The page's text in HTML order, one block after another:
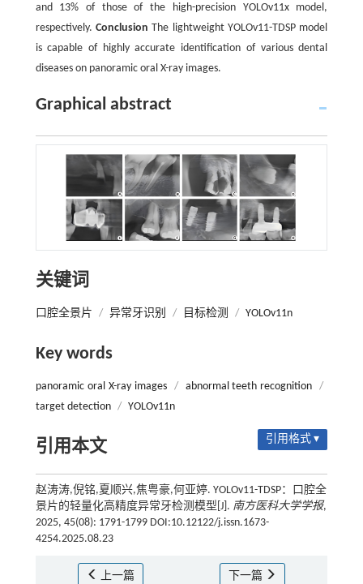
and 13% of those of the high-precision YOLOv11x model,
respectively. Conclusion The lightweight YOLOv11-TDSP model
is capable of highly accurate identification of various dental
diseases on panoramic oral X-ray images.
Graphical abstract
关键词
口腔全景片 / 异常牙识别 / 目标检测 / YOLOv11n
Key words
panoramic oral X-ray images / abnormal teeth recognition
/
target detection / YOLOv11n
引用本文 引用格式 ▾
赵涛涛,倪铭,夏顺兴,焦粤豪,何亚婷. YOLOv11-TDSP：口腔全
景片的轻量化高精度异常牙检测模型[J]. 南方医科大学学报,
2025, 45(08): 1791-1799 DOI:10.12122/j.issn.1673-
4254.2025.08.23
上一篇 下一篇